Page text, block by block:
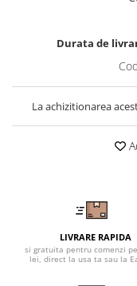
Impermeabila
Combinezoane de lucru
impermeabile
Costume de ploaie
Jachete / Bluze
Pantaloni impermeabili
Industria alimentara
Manecute
Pantaloni de lucru
Durata de
La achizitionarea
LIVRARE RAPIDA
si gratuita pentru comenzi
lei, direct la usa ta sau la